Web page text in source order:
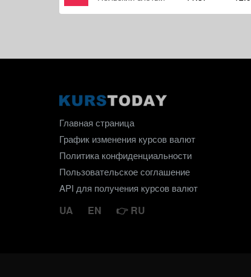
Главная страница
График изменения курсов валют
Политика конфиденциальности
Пользовательское соглашение
API для получения курсов валют
UA EN RU